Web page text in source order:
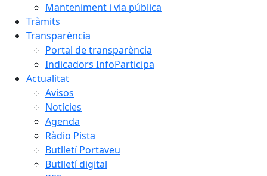
Manteniment i via pública
Tràmits
Transparència
Portal de transparència
Indicadors InfoParticipa
Actualitat
Avisos
Notícies
Agenda
Ràdio Pista
Butlletí Portaveu
Butlletí digital